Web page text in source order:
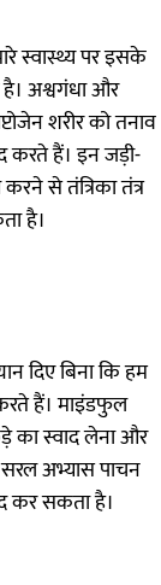
स्वास्थ्य पर इसके
अश्वगंधा और
शरीर को तनाव
हैं। इन जड़ी-
से तंत्रिका तंत्र
है।
दिए बिना कि हम
हैं। माइंडफुल
का स्वाद लेना और
अभ्यास पाचन
कर सकता है।